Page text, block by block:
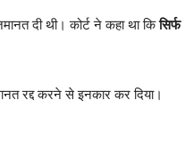
दी थी। कोर्ट ने कहा था किसिर्फ
रद्द करने से इनकार कर दिया।